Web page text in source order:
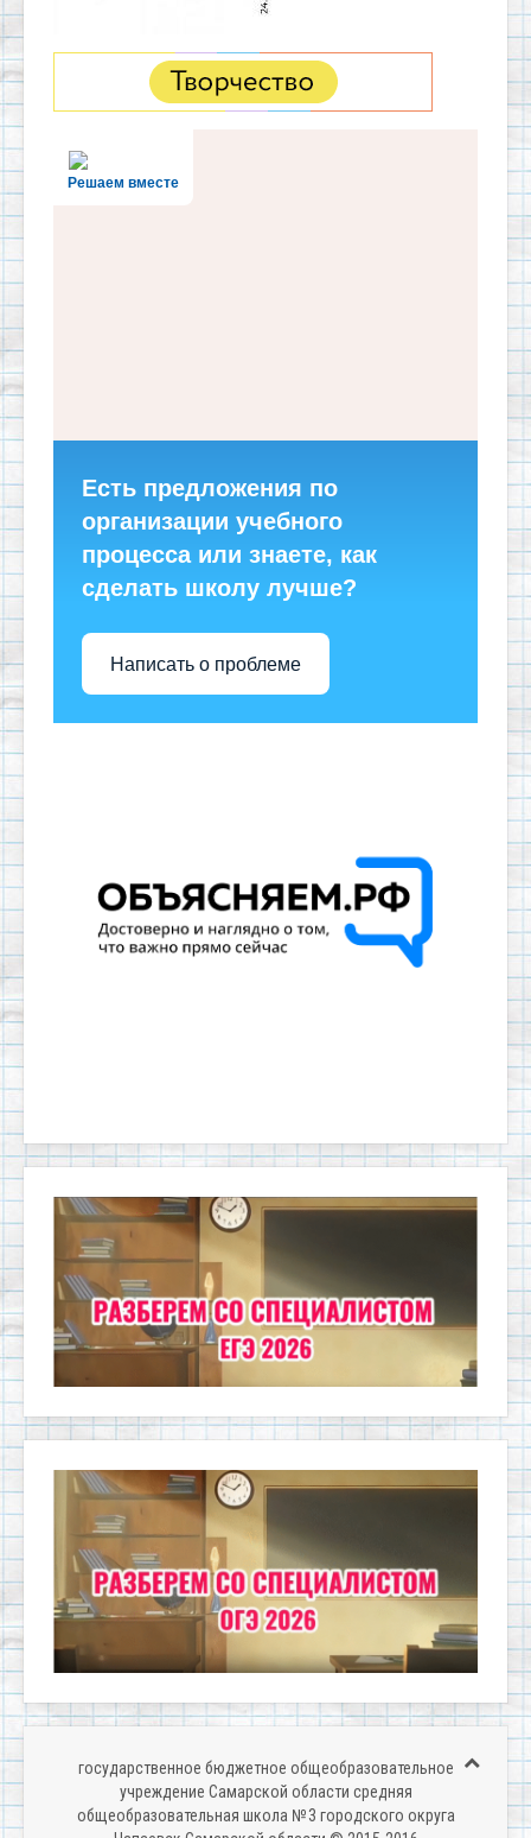
Решаем вместе
Есть предложения по
организации учебного
процесса или знаете, как
сделать школу лучше?
Написать о проблеме
государственное бюджетное общеобразовательное
учреждение Самарской области средняя
общеобразовательная школа № 3 городского округа